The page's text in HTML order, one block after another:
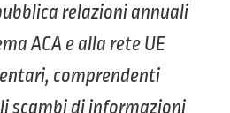
relazioni annuali
ACA e alla rete UE
comprendenti
scambi di informazioni